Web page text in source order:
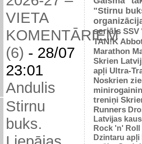
VIETA
KOMENTĀRIEM
(6) - 28/07
23:01
Andulis
Stirnu
buks.
"Stirnu
seriāls SSV
TAN!K
Marathon
Skrien
apļi Ultra-
Noskrien
treniņi
Runners
Latvijas
Rock 'n' Roll
Dzintaru apļi